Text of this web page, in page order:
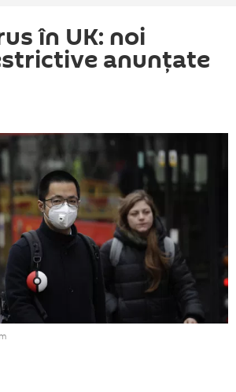
în UK: noi
anunţate